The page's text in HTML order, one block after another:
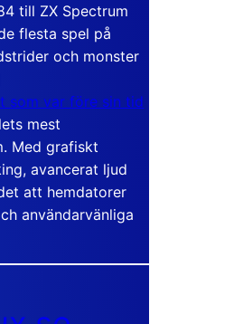
till ZX Spectrum
flesta spel på
och monster
som var före sin tid
mest
Med grafiskt
avancerat ljud
att hemdatorer
användarvänliga